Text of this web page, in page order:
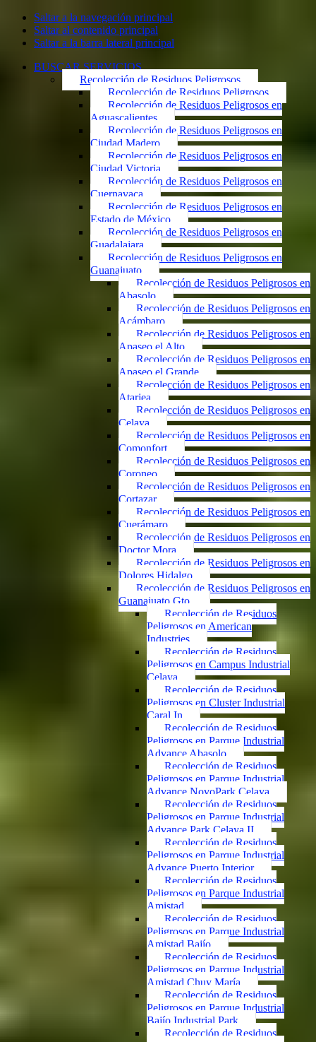
Saltar a la navegación principal
Saltar al contenido principal
Saltar a la barra lateral principal
BUSCAR SERVICIOS
Recolección de Residuos Peligrosos
Recolección de Residuos Peligrosos
Recolección de Residuos Peligrosos en
Aguascalientes
Recolección de Residuos Peligrosos en
Ciudad Madero
Recolección de Residuos Peligrosos en
Ciudad Victoria
Recolección de Residuos Peligrosos en
Cuernavaca
Recolección de Residuos Peligrosos en
Estado de México
Recolección de Residuos Peligrosos en
Guadalajara
Recolección de Residuos Peligrosos en
Guanajuato
Recolección de Residuos Peligrosos en
Abasolo
Recolección de Residuos Peligrosos en
Acámbaro
Recolección de Residuos Peligrosos en
Apaseo el Alto
Recolección de Residuos Peligrosos en
Apaseo el Grande
Recolección de Residuos Peligrosos en
Atarjea
Recolección de Residuos Peligrosos en
Celaya
Recolección de Residuos Peligrosos en
Comonfort
Recolección de Residuos Peligrosos en
Coroneo
Recolección de Residuos Peligrosos en
Cortazar
Recolección de Residuos Peligrosos en
Cuerámaro
Recolección de Residuos Peligrosos en
Doctor Mora
Recolección de Residuos Peligrosos en
Dolores Hidalgo
Recolección de Residuos Peligrosos en
Guanajuato Gto.
Recolección de Residuos
Peligrosos en American
Industries
Recolección de Residuos
Peligrosos en Campus Industrial
Celaya
Recolección de Residuos
Peligrosos en Cluster Industrial
Caral In
Recolección de Residuos
Peligrosos en Parque Industrial
Advance Abasolo
Recolección de Residuos
Peligrosos en Parque Industrial
Advance NovoPark Celaya
Recolección de Residuos
Peligrosos en Parque Industrial
Advance Park Celaya II
Recolección de Residuos
Peligrosos en Parque Industrial
Advance Puerto Interior
Recolección de Residuos
Peligrosos en Parque Industrial
Amistad
Recolección de Residuos
Peligrosos en Parque Industrial
Amistad Bajío
Recolección de Residuos
Peligrosos en Parque Industrial
Amistad Chuy María
Recolección de Residuos
Peligrosos en Parque Industrial
Bajío Industrial Park
Recolección de Residuos